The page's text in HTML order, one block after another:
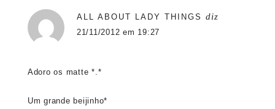
ALL ABOUT LADY THINGS diz
21/11/2012 em 19:27
Adoro os matte *.*
Um grande beijinho*